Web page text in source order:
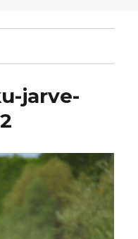
jarve-